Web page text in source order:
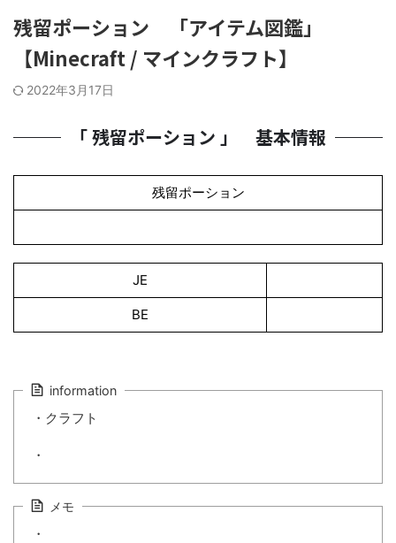
残留ポーション 「アイテム図鑑」
【Minecraft / マインクラフト】
2022年3月17日
「 残留ポーション 」 基本情報
残留ポーション
JE
BE
information
・クラフト
・
メモ
・